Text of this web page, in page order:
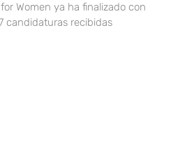
Women ya ha finalizado con
candidaturas recibidas